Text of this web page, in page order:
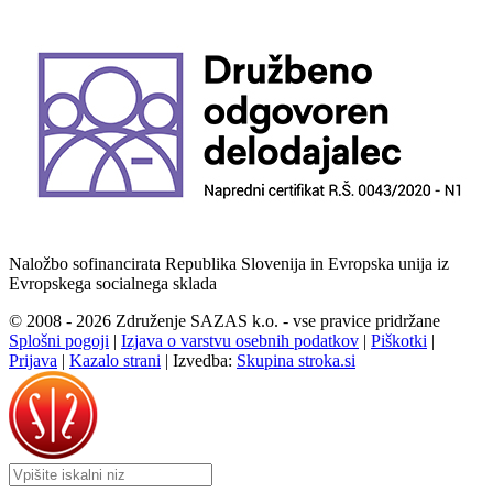
Naložbo sofinancirata Republika Slovenija in Evropska unija iz
Evropskega socialnega sklada
© 2008 - 2026 Združenje SAZAS k.o. - vse pravice pridržane
Splošni pogoji | Izjava o varstvu osebnih podatkov | Piškotki |
Prijava | Kazalo strani | Izvedba: Skupina stroka.si